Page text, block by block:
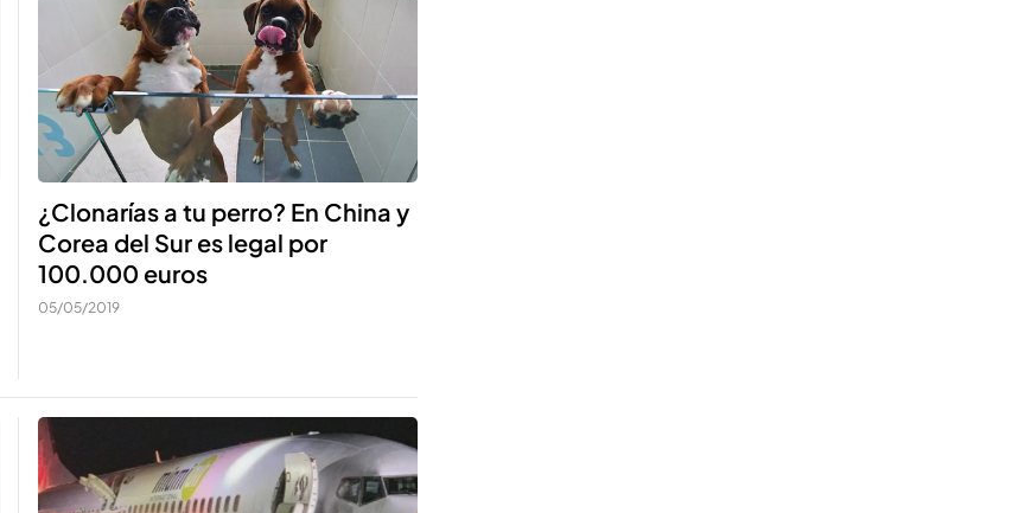
¿Clonarías a tu perro? En China y
Corea del Sur es legal por
100.000 euros
05/05/2019